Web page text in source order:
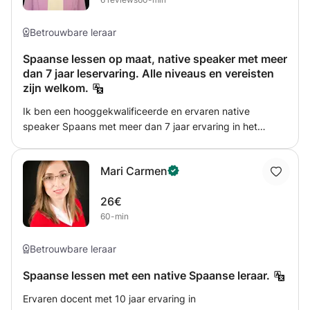
wensen, de lessen kunnen gestructureerd worden. In
C1-C2 aan in het Italiaans, Frans en Spaans. Tot ziens bij
de volgende lessen!
Betrouwbare leraar
Spaanse lessen op maat, native speaker met meer
dan 7 jaar leservaring. Alle niveaus en vereisten
zijn welkom.
Ik ben een hooggekwalificeerde en ervaren native
speaker Spaans met meer dan 7 jaar ervaring in het
maak lesplannen op maat voor elke leerling en richt me
daarbij precies op jouw doelen en wensen. Ik heb
lesgegeven aan mensen met allerlei achtergronden,
leeftijden, doelen en vaardigheden. Ik geef graag
examentrainingen. Alles wat je nodig hebt, regel ik graag
Mari Carmen
26€
60-min
Betrouwbare leraar
Spaanse lessen met een native Spaanse leraar.
Ervaren docent met 10 jaar ervaring in